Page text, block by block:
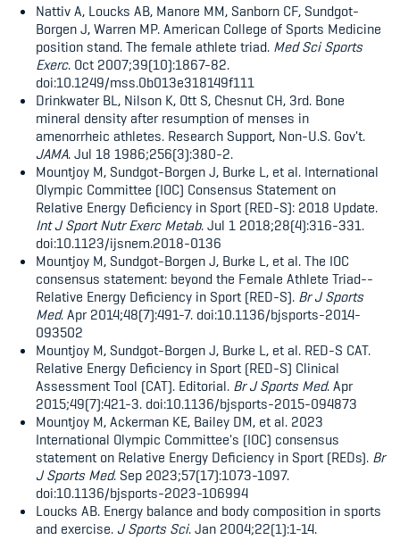
Nattiv A, Loucks AB, Manore MM, Sanborn CF, Sundgot-
Borgen J, Warren MP.American College of Sports Medicine
position stand. The female athlete triad. Med Sci Sports
Exerc. Oct 2007;39(10):1867-82.
doi:10.1249/mss.0b013e318149f111
Drinkwater BL, Nilson K, Ott S, Chesnut CH, 3rd. Bone
mineral density after resumption of menses in
amenorrheic athletes. Research Support, Non-U.S. Gov't.
JAMA. Jul 18 1986;256(3):380-2.
Mountjoy M, Sundgot-Borgen J, Burke L, et al. International
Olympic Committee (IOC) Consensus Statement on
Relative Energy Deficiency in Sport (RED-S): 2018 Update.
Int J Sport Nutr Exerc Metab. Jul 1 2018;28(4):316-331.
doi:10.1123/ijsnem.2018-0136
Mountjoy M, Sundgot-Borgen J, Burke L, et al. The IOC
consensus statement: beyond the Female Athlete Triad--
Relative Energy Deficiency in Sport (RED-S). Br J Sports
Med. Apr 2014;48(7):491-7. doi:10.1136/bjsports-2014-
093502
Mountjoy M, Sundgot-Borgen J, Burke L, et al. RED-S CAT.
Relative Energy Deficiency in Sport (RED-S) Clinical
Assessment Tool (CAT). Editorial. Br J Sports Med. Apr
2015;49(7):421-3. doi:10.1136/bjsports-2015-094873
Mountjoy M, Ackerman KE, Bailey DM, et al. 2023
International Olympic Committee's (IOC) consensus
statement on Relative Energy Deficiency in Sport (REDs). Br
J Sports Med. Sep 2023;57(17):1073-1097.
doi:10.1136/bjsports-2023-106994
Loucks AB. Energy balance and body composition in sports
and exercise. J Sports Sci. Jan 2004;22(1):1-14.